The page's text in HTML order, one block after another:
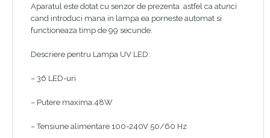
Aparatul este dotat cu senzor de prezenta astfel ca atunci
cand introduci mana in lampa ea porneste automat si
functioneaza timp de 99 secunde.
Descriere pentru Lampa UV LED:
– 36 LED-uri
– Putere maxima:48W
– Tensiune alimentare 100-240V 50/60 Hz